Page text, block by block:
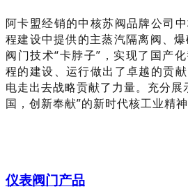
阿卡盟经销的中核苏阀品牌公司
程建设中提供的主蒸汽隔离阀、
阀门技术“卡脖子”，实现了国产
程的建设、运行做出了卓越的贡
电走出去战略贡献了力量。充分展
国，创新奉献”的新时代核工业精神
仪表阀门产品